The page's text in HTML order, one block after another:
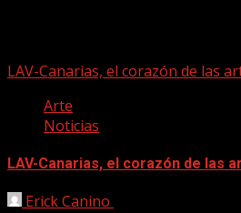
LAV-Canarias, el corazón de las
Arte
Noticias
LAV-Canarias, el corazón de las
Erick Canino